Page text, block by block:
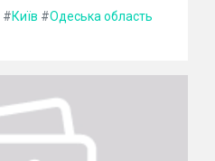
#Київ #Одеська область